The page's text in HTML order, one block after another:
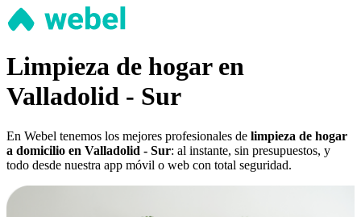
Limpieza de hogar en
Valladolid - Sur
En Webel tenemos los mejores profesionales de limpieza de hogar
a domicilio en Valladolid - Sur: al instante, sin presupuestos, y
todo desde nuestra app móvil o web con total seguridad.